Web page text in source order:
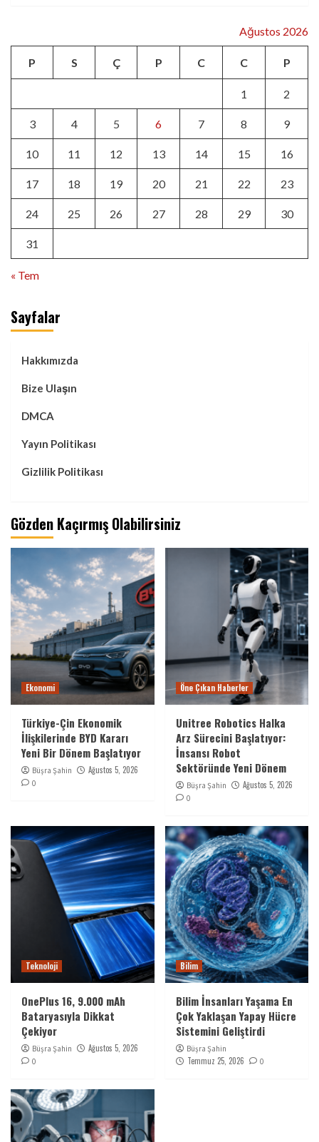
Ağustos 2026
P S Ç P C C P
1 2
3 4 5 6 7 8 9
10 11 12 13 14 15 16
17 18 19 20 21 22 23
24 25 26 27 28 29 30
31
« Tem
Sayfalar
Hakkımızda
Bize Ulaşın
DMCA
Yayın Politikası
Gizlilik Politikası
Gözden Kaçırmış Olabilirsiniz
Ekonomi
Türkiye-Çin Ekonomik
İlişkilerinde BYD Kararı
Yeni Bir Dönem Başlatıyor
Büşra Şahin Ağustos 5, 2026
0
Öne Çıkan Haberler
Unitree Robotics Halka
Arz Sürecini Başlatıyor:
İnsansı Robot
Sektöründe Yeni Dönem
Büşra Şahin Ağustos 5, 2026
0
Teknoloji
OnePlus 16, 9.000 mAh
Bataryasıyla Dikkat
Çekiyor
Büşra Şahin Ağustos 5, 2026
0
Bilim
Bilim İnsanları Yaşama En
Çok Yaklaşan Yapay Hücre
Sistemini Geliştirdi
Büşra Şahin
Temmuz 25, 2026 0